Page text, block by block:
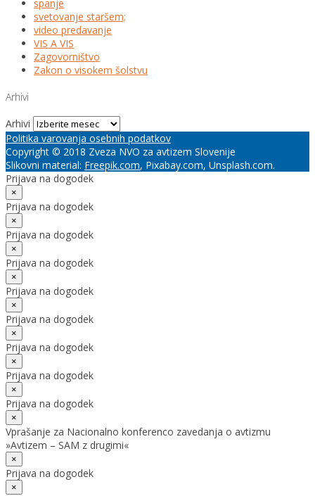
spanje
svetovanje staršem;
video predavanje
VIS A VIS
Zagovorništvo
Zakon o visokem šolstvu
Arhivi
Arhivi
Politika varovanja osebnih podatkov
Copyright © 2018 Zveza NVO za avtizem Slovenije
Slikovni material: Freepik.com, Pixabay.com, Unsplash.com.
Prijava na dogodek
×
Prijava na dogodek
×
Prijava na dogodek
×
Prijava na dogodek
×
Prijava na dogodek
×
Prijava na dogodek
×
Prijava na dogodek
×
Prijava na dogodek
×
Prijava na dogodek
×
Vprašanje za Nacionalno konferenco zavedanja o avtizmu
»Avtizem – SAM z drugimi«
×
Prijava na dogodek
×